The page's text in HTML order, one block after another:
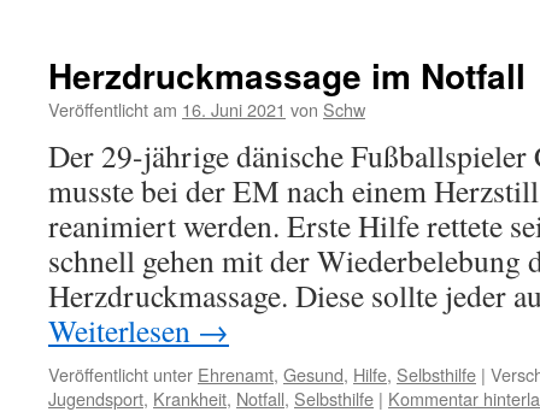
Herzdruckmassage im Notfall
Veröffentlicht am 16. Juni 2021 von Schw
Der 29-jährige dänische
musste bei der EM nach einem
reanimiert werden. Erste Hilfe rettete
schnell gehen mit der Wiederbelebung
Herzdruckmassage. Diese sollte jeder
Weiterlesen →
Veröffentlicht unter Ehrenamt, Gesund, Hilfe, Selbsthilfe |
Jugendsport, Krankheit, Notfall, Selbsthilfe | Kommentar